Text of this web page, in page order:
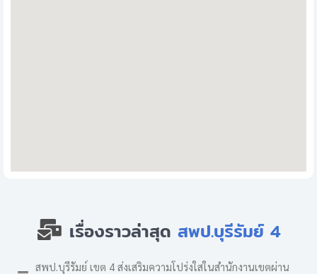
เรื่องราวล่าสุด สพป.บุรีรัมย์ 4
สพป.บุรีรัมย์ เขต 4 ส่งเสริมความโปร่งใสในสำนักงานเขตผ่าน